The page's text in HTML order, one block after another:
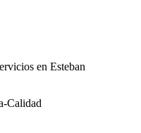
en Esteban
Calidad